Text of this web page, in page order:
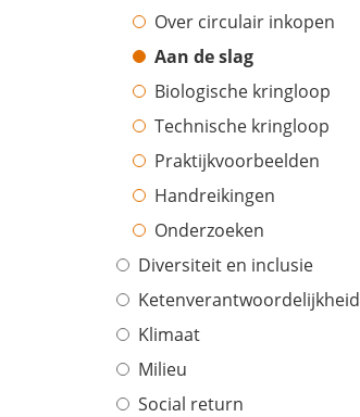
Over circulair inkopen
Aan de slag
Biologische kringloop
Technische kringloop
Praktijkvoorbeelden
Handreikingen
Onderzoeken
Diversiteit en inclusie
Ketenverantwoordelijkheid
Klimaat
Milieu
Social return